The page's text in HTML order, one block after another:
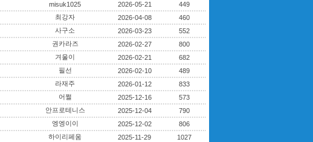
misuk1025 2026-05-21
449
최강자 2026-04-08
460
사구소 2026-03-23
552
권카라즈 2026-02-27
800
겨울이 2026-02-21
682
필선 2026-02-10
489
라재주 2026-01-12
833
어쩔 2025-12-16
573
안프로테니스 2025-12-04
790
엥엥이이 2025-12-02
806
하이리페움 2025-11-29
1027